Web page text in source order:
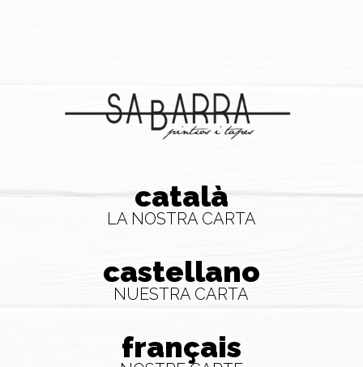
català
LA NOSTRA CARTA
castellano
NUESTRA CARTA
français